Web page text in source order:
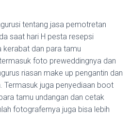
tentang jasa pemotretan
saat hari H pesta resepsi
kerabat dan para tamu
foto preweddingnya dan
riasan make up pengantin dan
Termasuk juga penyediaan boot
tamu undangan dan cetak
fotografernya juga bisa lebih